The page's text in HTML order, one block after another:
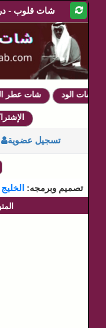
شات قلوب -
شات عطر شات الود
تسجيل عضوية
تصميم وبرمجه: